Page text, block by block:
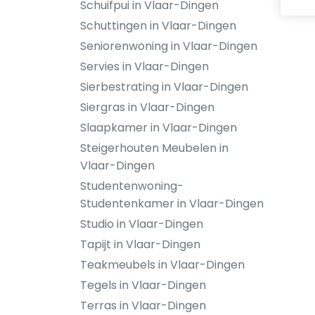
Schuifpui in Vlaar-Dingen
Schuttingen in Vlaar-Dingen
Seniorenwoning in Vlaar-Dingen
Servies in Vlaar-Dingen
Sierbestrating in Vlaar-Dingen
Siergras in Vlaar-Dingen
Slaapkamer in Vlaar-Dingen
Steigerhouten Meubelen in
Vlaar-Dingen
Studentenwoning-
Studentenkamer in Vlaar-Dingen
Studio in Vlaar-Dingen
Tapijt in Vlaar-Dingen
Teakmeubels in Vlaar-Dingen
Tegels in Vlaar-Dingen
Terras in Vlaar-Dingen